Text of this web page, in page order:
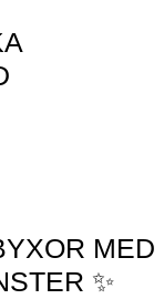
MED
✨